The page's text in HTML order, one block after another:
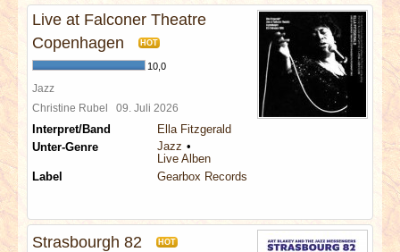
SPECIALS
REDAKTION
LINKS
ARCHIV
Live at Falconer Theatre
Copenhagen
HOT
10,0
Jazz
Christine Rubel 09. Juli 2026
Interpret/Band
Ella Fitzgerald
Unter-Genre
Jazz
Live Alben
Label
Gearbox Records
Strasbourgh 82 HOT